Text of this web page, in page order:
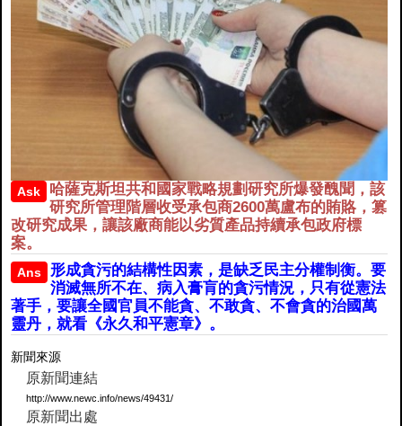
Ask
哈薩克斯坦共和國家戰略規劃研究所爆發醜聞，該
研究所管理階層收受承包商2600萬盧布的賄賂，篡
改研究成果，讓該廠商能以劣質產品持續承包政府標
案。
Ans
形成貪污的結構性因素，是缺乏民主分權制衡。要
消滅無所不在、病入膏肓的貪污情況，只有從憲法
著手，要讓全國官員不能貪、不敢貪、不會貪的治國萬
靈丹，就看《永久和平憲章》。
新聞來源
原新聞連結
http://www.newc.info/news/49431/
原新聞出處